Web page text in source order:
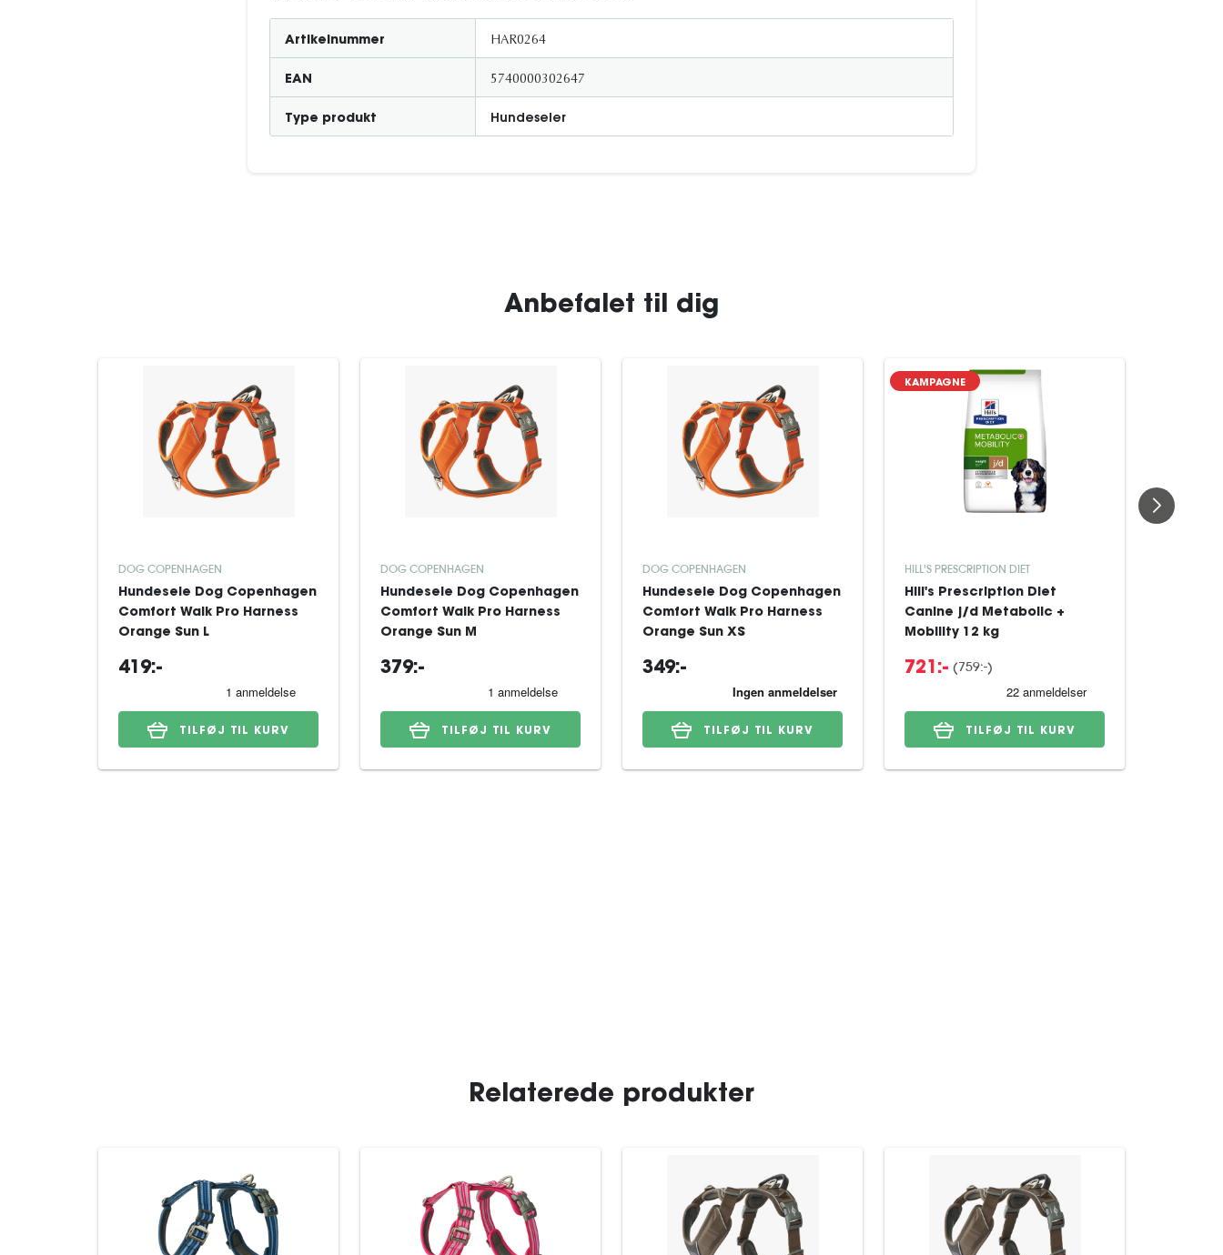
Artikelnummer HAR0264
EAN 5740000302647
Type produkt Hundeseler
Anbefalet til dig
DOG COPENHAGEN
Hundesele Dog Copenhagen
Comfort Walk Pro Harness
Orange Sun L
419:-
TILFØJ TIL KURV
DOG COPENHAGEN
Hundesele Dog Copenhagen
Comfort Walk Pro Harness
Orange Sun M
379:-
TILFØJ TIL KURV
DOG COPENHAGEN
Hundesele Dog Copenhagen
Comfort Walk Pro Harness
Orange Sun XS
349:-
TILFØJ TIL KURV
KAMPAGNE
HILL'S PRESCRIPTION DIET
Hill's Prescription Diet
Canine j/d Metabolic +
Mobility 12 kg
721:- (759:-)
TILFØJ TIL KURV
Relaterede produkter